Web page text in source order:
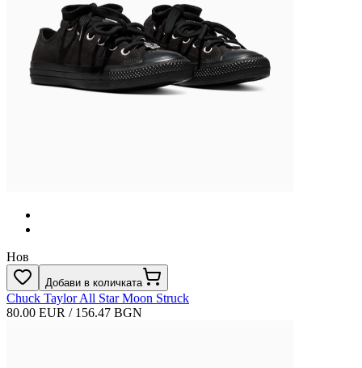
Нов
Добави в количката
Chuck Taylor All Star Moon Struck
80.00 EUR / 156.47 BGN